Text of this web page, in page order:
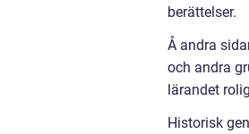
berättelser.
Å andra
och andra
lärandet
Historisk